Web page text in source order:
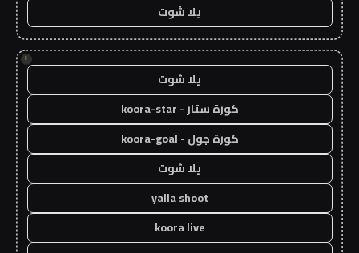
يلا شوت
!
يلا شوت
كورة ستار - koora-star
كورة جول - koora-goal
يلا شوت
yalla shoot
koora live